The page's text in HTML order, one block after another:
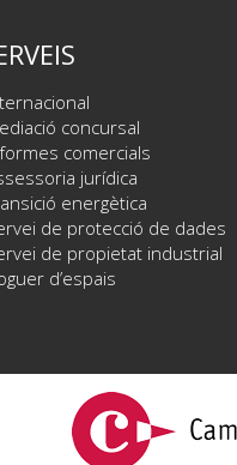
concursal
comercials
jurídica
energètica
de protecció de dades
de propietat industrial
d’espais